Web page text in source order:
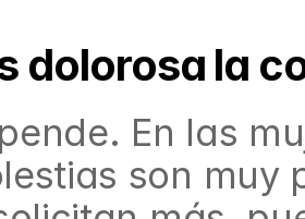
dolorosa la
En las
son muy